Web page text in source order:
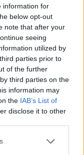
information for
below opt-out
note that after your
seeing
utilized by
parties prior to
of the further
third parties on the
information may
the IAB’s List of
disclose it to other
or more Google
hírekről a